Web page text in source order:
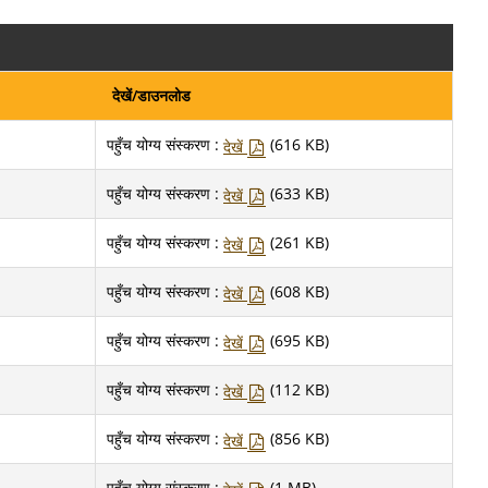
देखें/डाउनलोड
पहुँच योग्य संस्करण : देखें (616 KB)
पहुँच योग्य संस्करण : देखें (633 KB)
पहुँच योग्य संस्करण : देखें (261 KB)
पहुँच योग्य संस्करण : देखें (608 KB)
पहुँच योग्य संस्करण : देखें (695 KB)
पहुँच योग्य संस्करण : देखें (112 KB)
पहुँच योग्य संस्करण : देखें (856 KB)